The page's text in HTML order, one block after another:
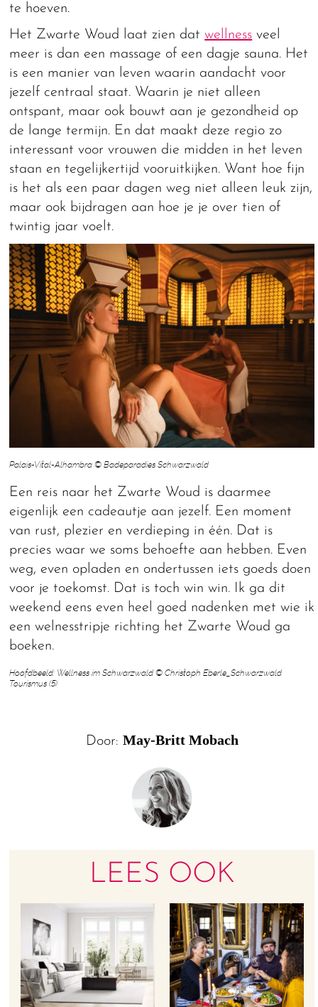
te hoeven.
Het Zwarte Woud laat zien datwellness veel
meer is dan een massage of een dagje sauna. Het
is een manier van leven waarin aandacht voor
jezelf centraal staat. Waarin je niet alleen
ontspant, maar ook bouwt aan je gezondheid op
de lange termijn. En dat maakt deze regio zo
interessant voor vrouwen die midden in het leven
staan en tegelijkertijd vooruitkijken. Want hoe fijn
is het als een paar dagen weg niet alleen leuk zijn,
maar ook bijdragen aan hoe je je over tien of
twintig jaar voelt.
Palais-Vital-Alhambra © Badeparadies Schwarzwald
Een reis naar het Zwarte Woud is daarmee
eigenlijk een cadeautje aan jezelf. Een moment
van rust, plezier en verdieping in één. Dat is
precies waar we soms behoefte aan hebben. Even
weg, even opladen en ondertussen iets goeds doen
voor je toekomst. Dat is toch win win. Ik ga dit
weekend eens even heel goed nadenken met wie ik
een welnesstripje richting het Zwarte Woud ga
boeken.
Hoofdbeeld: Wellness im Schwarzwald © Christoph Eberle_Schwarzwald
Tourismus (5)
Door: May-Britt Mobach
LEES OOK